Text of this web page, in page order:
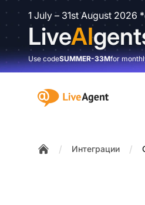
1 July – 31st August 2026
LiveAI
Use codeSUMMER-33Mfor
:site.title
/ Интеграции /